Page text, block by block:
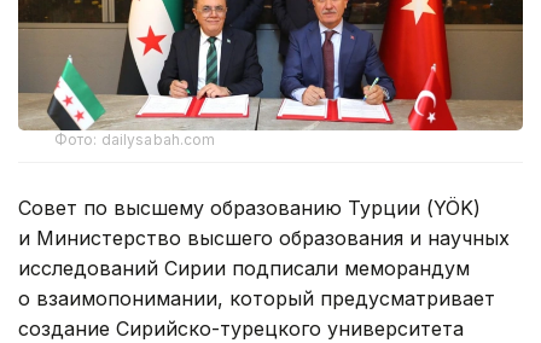
Фото: dailysabah.com
Совет по высшему образованию Турции (YÖK)
и Министерство высшего образования и научных
исследований Сирии подписали меморандум
о взаимопонимании, который предусматривает
создание Сирийско-турецкого университета